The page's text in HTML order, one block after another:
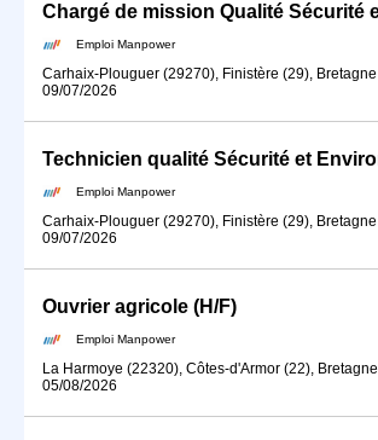
Emploi Manpower
Carhaix-Plouguer (29270), Finistère (29), Bretagne
09/07/2026
Emploi Manpower
Carhaix-Plouguer (29270), Finistère (29), Bretagne
09/07/2026
Ouvrier agricole (H/F)
Emploi Manpower
La Harmoye (22320), Côtes-d'Armor (22), Bretagne
05/08/2026